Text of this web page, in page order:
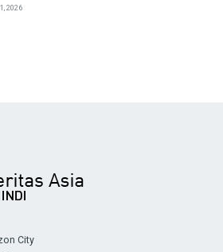
2026
City